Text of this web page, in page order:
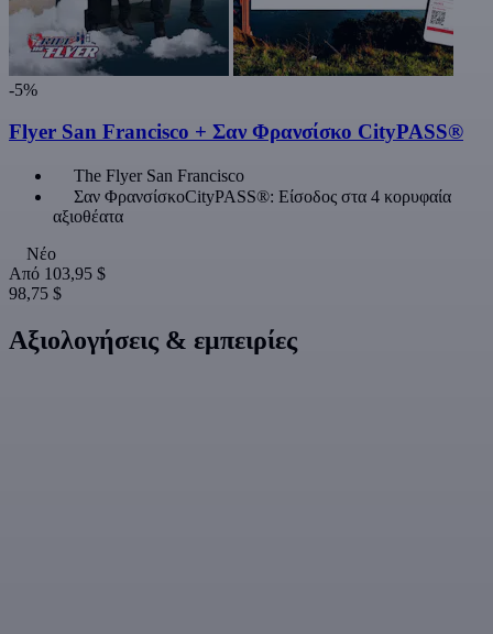
-5%
Flyer San Francisco + Σαν Φρανσίσκο CityPASS®
The Flyer San Francisco
Σαν ΦρανσίσκοCityPASS®: Είσοδος στα 4 κορυφαία
αξιοθέατα
Νέο
Από 103,95 $
98,75 $
Αξιολογήσεις & εμπειρίες